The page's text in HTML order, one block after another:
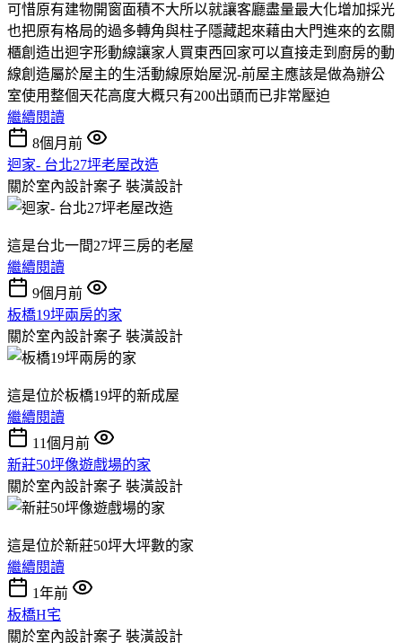
可惜原有建物開窗面積不大所以就讓客廳盡量最大化增加採光
也把原有格局的過多轉角與柱子隱藏起來藉由大門進來的玄關
櫃創造出迴字形動線讓家人買東西回家可以直接走到廚房的動
線創造屬於屋主的生活動線原始屋況-前屋主應該是做為辦公
室使用整個天花高度大概只有200出頭而已非常壓迫
繼續閱讀
8個月前
迴家- 台北27坪老屋改造
關於室內設計案子 裝潢設計
這是台北一間27坪三房的老屋
繼續閱讀
9個月前
板橋19坪兩房的家
關於室內設計案子 裝潢設計
這是位於板橋19坪的新成屋
繼續閱讀
11個月前
新莊50坪像遊戲場的家
關於室內設計案子 裝潢設計
這是位於新莊50坪大坪數的家
繼續閱讀
1年前
板橋H宅
關於室內設計案子 裝潢設計